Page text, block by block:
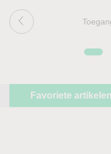
Favoriete artikelen